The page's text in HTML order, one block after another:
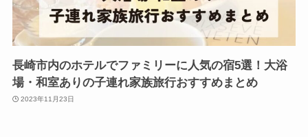
長崎市内のホテルでファミリーに人気の宿5選！大浴
場・和室ありの子連れ家族旅行おすすめまとめ
2023年11月23日